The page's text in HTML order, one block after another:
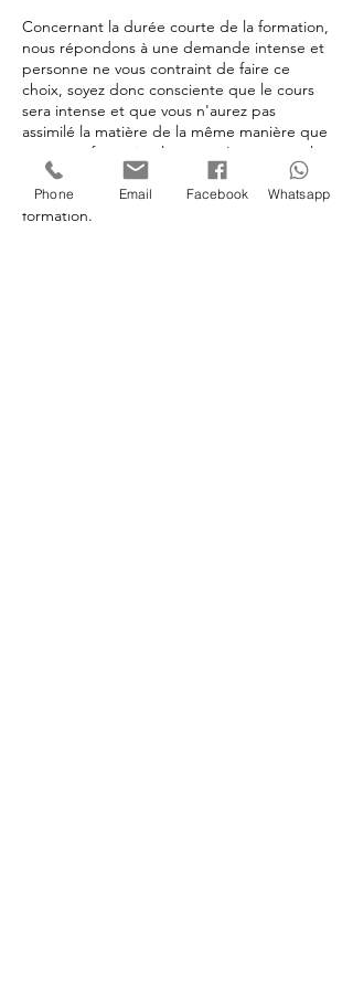
Concernant la durée courte de la formation,
nous répondons à une demande intense et
personne ne vous contraint de faire ce
choix, soyez donc consciente que le cours
sera intense et que vous n'aurez pas
assimilé la matière de la même manière que
pour une formation longue, c'est pour cela
que nous proposons ce suivi et que nous
restons à votre disposition au-delà de la
formation.
Phone Email Facebook Whatsapp